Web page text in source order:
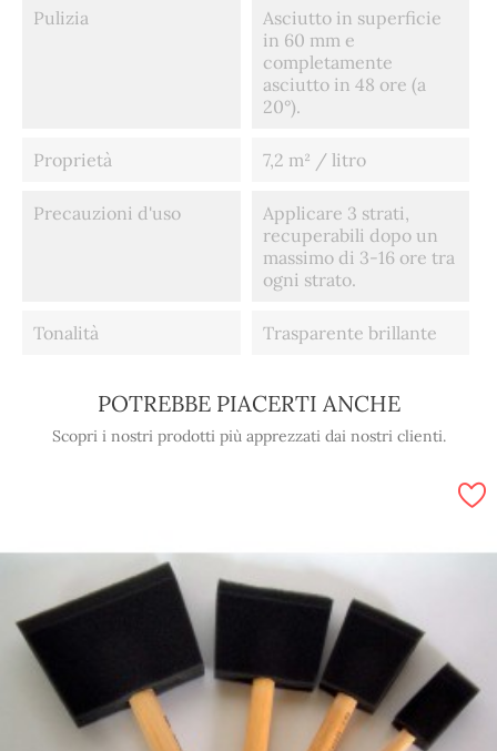
Pulizia
Asciutto in superficie
in 60 mm e
completamente
asciutto in 48 ore (a
20°).
Proprietà 7,2 m² / litro
Precauzioni d'uso
Applicare 3 strati,
recuperabili dopo un
massimo di 3-16 ore tra
ogni strato.
Tonalità Trasparente brillante
POTREBBE PIACERTI ANCHE
Scopri i nostri prodotti più apprezzati dai nostri clienti.